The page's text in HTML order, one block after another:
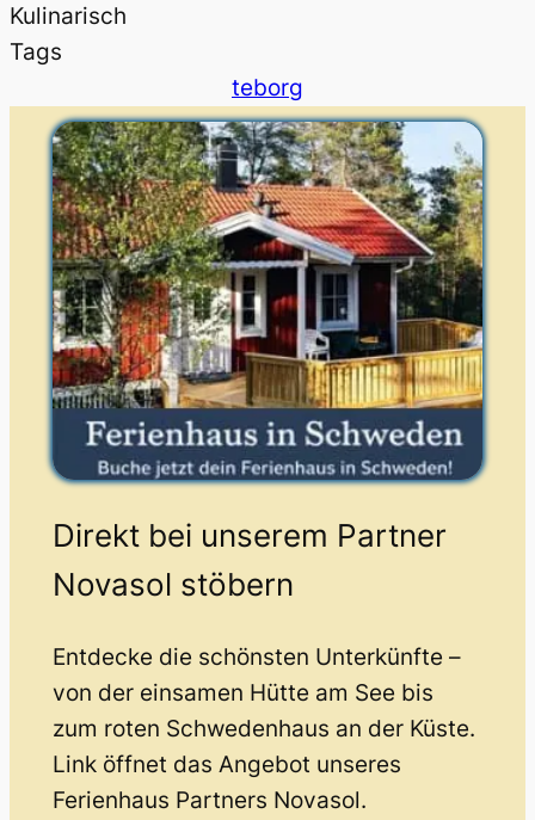
Kulinarisch
Tags
teborg
Direkt bei unserem Partner
Novasol stöbern
Entdecke die schönsten Unterkünfte –
von der einsamen Hütte am See bis
zum roten Schwedenhaus an der Küste.
Link öffnet das Angebot unseres
Ferienhaus Partners Novasol.